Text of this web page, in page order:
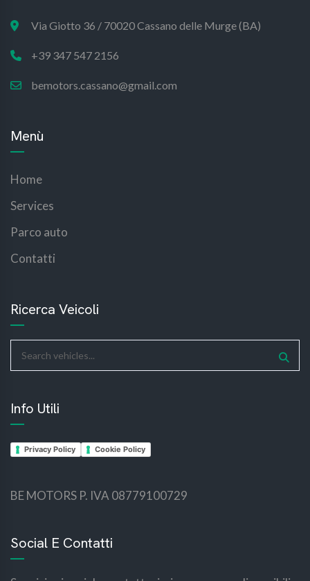
Via Giotto 36 / 70020 Cassano delle Murge (BA)
+39 347 547 2156
bemotors.cassano@gmail.com
Menù
Home
Services
Parco auto
Contatti
Ricerca Veicoli
Info Utili
Privacy Policy Cookie Policy
BE MOTORS P. IVA 08779100729
Social E Contatti